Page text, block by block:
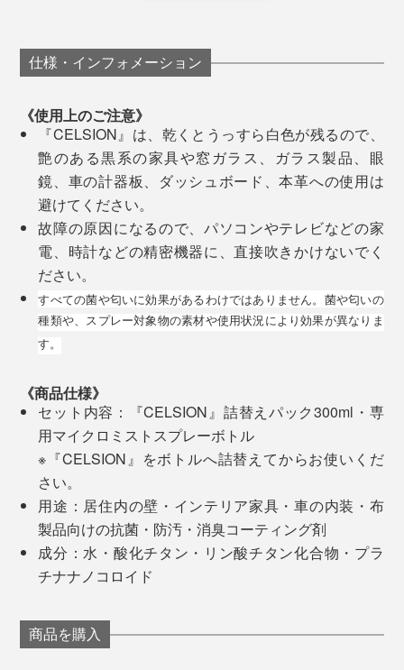
チナナノコロイドを組み合せることで、新しい触媒作用
を開発しました。
太陽光が届きにくい北側の部屋や、奥まったキッチン、
照明時間が少ないトイレ、お風呂、玄関でも、高い抗菌
効果を発揮できます。
菌が繁殖しやすいゴミ箱に。暗い場所でも抗菌効果を発揮
実際、『CELSION』の抗菌・消臭性能は、一財・カケ
ンテストセンターでの試験で確認済みです。
も、8時間後、菌の数が98.526％も低減。
また、スプレー缶用の液化ガスは使わないで、微細なマ
イクロミストをスプレーできる新型ボトルだから安心。
1本使い切った後は、ボトルを再利用OK。詰替えパック
を購入後、自分でカンタンに詰替えできます。
子どものぬいぐるみやおもちゃ、ケットに
が復活していたので、これはすごいと思いました。
の家では、「動き回る子どもが2人いると、靴の匂い、
トイレの匂いが強烈」で、夏場はとくに困っていたそう
です。
「嗅ぐと、思わずウッとなるほどの匂いがこもっていた
のに、『CELSION』を靴と玄関、トイレの壁中にスプ
レーしたら、不思議なくらい、匂いが気にならなくなっ
た」と喜んでいました。
また、抗菌対策として、家中のドアノブに
金属製だったので、液ダレの跡が白く残った」そうです
が、メーカーによると、スプレーの量が多すぎる、また
はスプレー位置が近すぎるとのことです。
スプレーの目安は、20cm以上離した場所から、対象物
の表面にうっすらつく程度でOK。もし、液だれ跡がで
きた場合は、3時間ほど経ってから、濡れタオルでサッ
とふき取れば、ほとんどの場合、液だれ跡は消えるそう
です。
仕様・インフォメーション
《使用上のご注意》
『CELSION』は、乾くとうっすら白色が残るので、
艶のある黒系の家具や窓ガラス、ガラス製品、眼
鏡、車の計器板、ダッシュボード、本革への使用は
避けてください。
故障の原因になるので、パソコンやテレビなどの家
電、時計などの精密機器に、直接吹きかけないでく
ださい。
すべての菌や匂いに効果があるわけではありません。菌や匂いの
種類や、スプレー対象物の素材や使用状況により効果が異なりま
す。
《商品仕様》
セット内容：『CELSION』詰替えパック300ml・専
用マイクロミストスプレーボトル
※『CELSION』をボトルへ詰替えてからお使いくだ
さい。
用途：居住内の壁・インテリア家具・車の内装・布
製品向けの抗菌・防汚・消臭コーティング剤
成分：水・酸化チタン・リン酸チタン化合物・プラ
チナナノコロイド
商品を購入